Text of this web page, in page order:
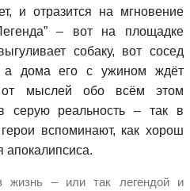
и отразится на мгновение
– вот на площадке
собаку, вот сосед
а дома его с ужином ждёт
мыслей обо всём этом
серую реальность – так в
вспоминают, как хорош
апокалипсиса.
жизнь – или так легендой и